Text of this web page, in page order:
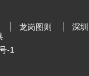
龙岗图则
深
-1